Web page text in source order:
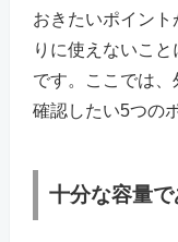
おきたいポイン
りに使えないこ
です。ここでは
確認したい5つの
十分な容量